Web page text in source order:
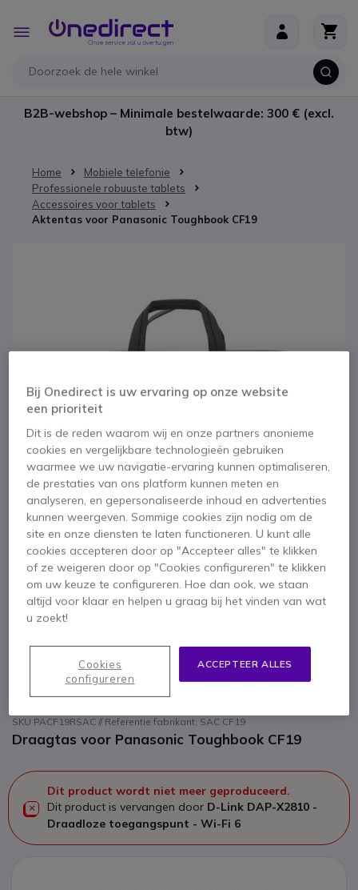
Toggle
Nav
B2B-webshop – Minimale bestelwaarde: 300 € (excl.
btw)
Home
Mobiele telefonie
Professionele robuuste tablets
Accessoires voor tablets
Aktentas voor Panasonic Toughbook CF19
Aktentas voor
Panasonic
Toughbook CF19
SKU PACF19RSAC // Referentie fabrikant: SAC CF19
Draagtas voor Panasonic Toughbook CF19
Dit product wordt niet meer geproduceerd.
Dit product is vervangen door D-Link DAP-X2810 -
Draadloze toegangspunt - Wi-Fi 6
Ga naar het begin van de afbeeldingen-gallerij
Bij Onedirect is uw ervaring op onze website
een prioriteit
Dit is de reden waarom wij en onze partners anonieme
cookies en vergelijkbare technologieën gebruiken
waarmee we uw navigatie-ervaring kunnen optimaliseren,
de prestaties van ons platform kunnen meten en
analyseren, en gepersonaliseerde inhoud en advertenties
kunnen weergeven. Sommige cookies zijn nodig om de
site en onze diensten te laten functioneren. U kunt alle
cookies accepteren door op "Accepteer alles" te klikken
of ze weigeren door op "Cookies configureren" te klikken
om uw keuze te configureren. Hoe dan ook, we staan
altijd voor klaar en helpen u graag bij het vinden van wat
u zoekt!
ACCEPTEER ALLES
Cookies
configureren